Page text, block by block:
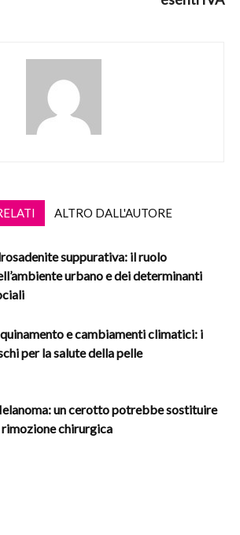
ALTRO DALL'AUTORE
suppurativa: il ruolo
urbano e dei determinanti
e cambiamenti climatici: i
per la salute della pelle
un cerotto potrebbe sostituire
rimozione chirurgica